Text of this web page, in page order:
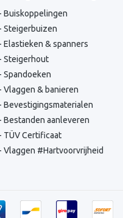
Buiskoppelingen
Steigerbuizen
Elastieken & spanners
Steigerhout
Spandoeken
Vlaggen & banieren
Bevestigingsmaterialen
Bestanden aanleveren
TÜV Certificaat
Vlaggen #Hartvoorvrijheid